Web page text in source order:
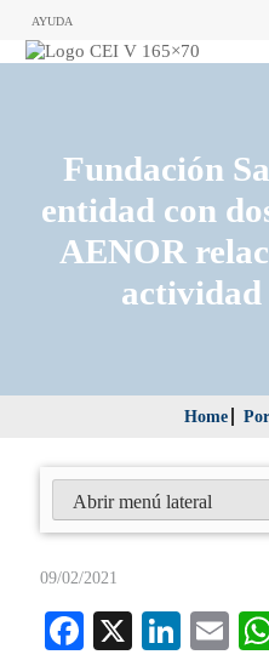
AYUDA
Fundación
entidad con
AENOR
Home
09/02/2021
Fa
X
Li
E
Abrir menú lateral